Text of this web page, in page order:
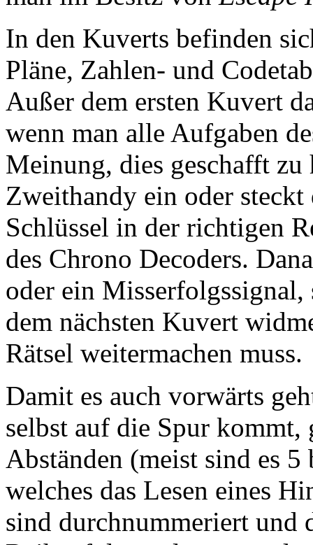
In den Kuverts befinden
Pläne, Zahlen- und
Außer dem ersten Kuvert
wenn man alle Aufgaben
Meinung, dies geschafft
Zweithandy ein oder steckt
Schlüssel in der richtigen
des Chrono Decoders.
oder ein Misserfolgssignal,
dem nächsten Kuvert
Rätsel weitermachen muss.
Damit es auch vorwärts
selbst auf die Spur
Abständen (meist sind es
welches das Lesen eines
sind durchnummeriert